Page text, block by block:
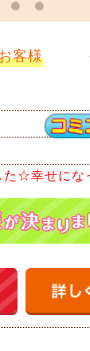
客様
た☆幸せにな